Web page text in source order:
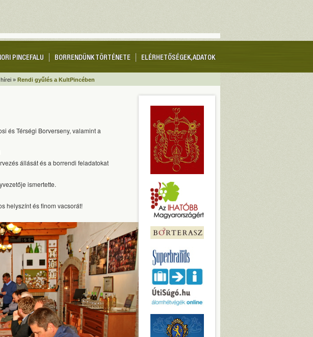
ELÉRHETŐSÉGEK, ADATOK
BORRENDÜNK TÖRTÉNETE
PINCEFALU
» Rendi gyűlés a KultPincében
és Térségi Borverseny, valamint a
állását és a borrendi feladatokat
ismertette.
helyszínt és finom vacsorát!